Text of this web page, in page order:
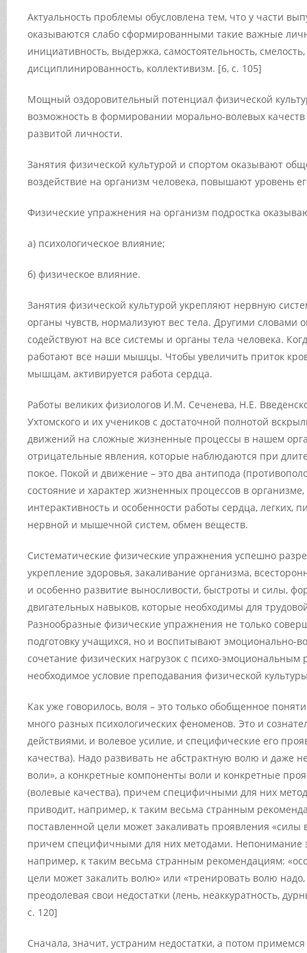
Актуальность проблемы обусловлена тем, что у части
оказываются слабо сформированными такие важные
инициативность, выдержка, самостоятельность,
дисциплинированность, коллективизм. [6, с. 105]
Мощный оздоровительный потенциал физической
возможность в формировании морально-волевых
развитой личности.
Занятия физической культурой и спортом оказывают
воздействие на организм человека, повышают уровень
Физические упражнения на организм подростка
а) психологическое влияние;
б) физическое влияние.
Занятия физической культурой укрепляют нервную
органы чувств, нормализуют вес тела. Другими словами
содействуют на все системы и органы тела человека.
работают все наши мышцы. Чтобы увеличить приток
мышцам, активируется работа сердца.
Работы великих физиологов И.М. Сеченева, Н.Е.
Ухтомского и их учеников с достаточной полнотой
движений на сложные жизненные процессы в нашем
отрицательные явления, которые наблюдаются при
покое. Покой и движение – это два антипода
состояние и характер жизненных процессов в
интерактивность и особенности работы сердца, легких,
нервной и мышечной систем, обмен веществ.
Систематические физические упражнения успешно
укрепление здоровья, закаливание организма,
и особенно развитие выносливости, быстроты и силы,
двигательных навыков, которые необходимы для
Разнообразные физические упражнения не только
подготовку учащихся, но и воспитывают эмоционально-
сочетание физических нагрузок с психо-эмоциональным
необходимое условие преподавания физической
Как уже говорилось, воля – это только обобщенное
много разных психологических феноменов. Это и
действиями, и волевое усилие, и специфические его
качества). Надо развивать не абстрактную волю и даже
воли», а конкретные компоненты воли и конкретные
(волевые качества), причем специфичными для них
приводит, например, к таким весьма странным
поставленной цели может закаливать проявления «силы
причем специфичными для них методами. Непонимание
например, к таким весьма странным рекомендациям:
цели может закалить волю» или «тренировать волю
преодолевая свои недостатки (лень, неаккуратность,
с. 120]
Сначала, значит, устраним недостатки, а потом